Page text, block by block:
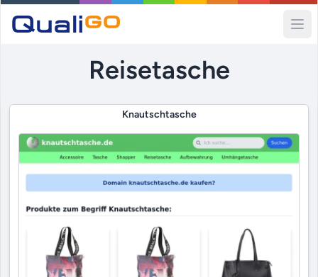
Reisetasche
Knautschtasche